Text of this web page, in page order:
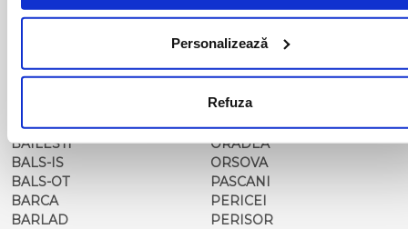
Personalizează
Refuza
ALBA IULIA
ARAD
BAILE HERCULANE
BAILESTI
BALS-IS
BALS-OT
BARCA
BARLAD
MEDIAS
MOINESTI
MOTCA
OLTENITA
ONESTI
ORADEA
ORSOVA
PASCANI
PERICEI
PERISOR